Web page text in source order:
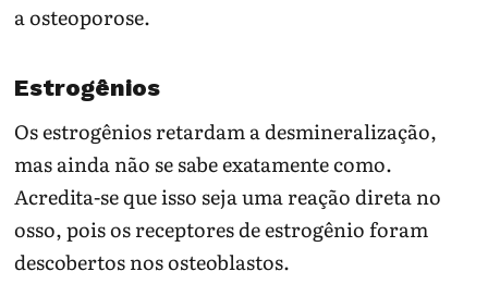
a osteoporose.
Estrogênios
Os estrogênios retardam a desmineralização,
mas ainda não se sabe exatamente como.
Acredita-se que isso seja uma reação direta no
osso, pois os receptores de estrogênio foram
descobertos nos osteoblastos.